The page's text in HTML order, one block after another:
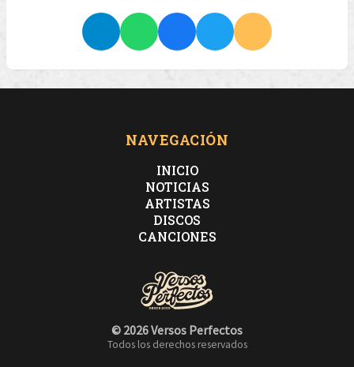
NAVEGACIÓN
INICIO
NOTICIAS
ARTISTAS
DISCOS
CANCIONES
© 2026 Versos Perfectos
Todos los derechos reservados